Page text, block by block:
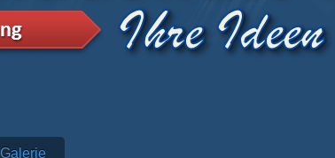
Galerie